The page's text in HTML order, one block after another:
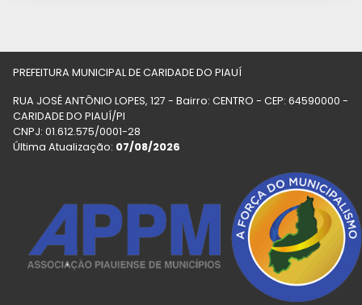
PREFEITURA MUNICIPAL DE CARIDADE DO PIAUÍ
RUA JOSÉ ANTÔNIO LOPES, 127 - Bairro: CENTRO - CEP: 64590000 -
CARIDADE DO PIAUÍ/PI
CNPJ: 01.612.575/0001-28
Última Atualização: 07/08/2026